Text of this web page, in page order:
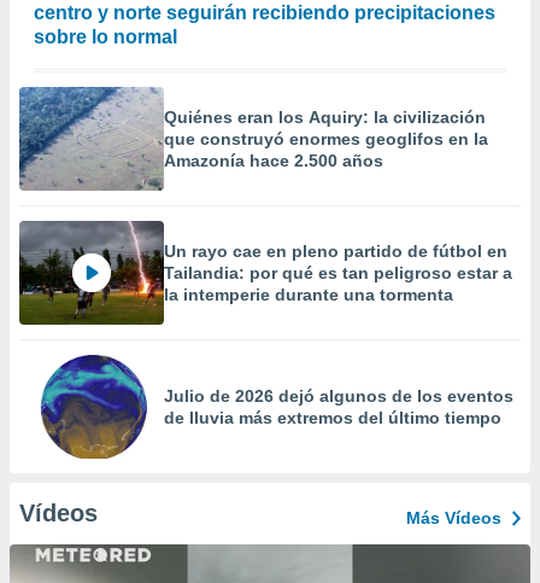
centro y norte seguirán recibiendo precipitaciones
sobre lo normal
Quiénes eran los Aquiry: la civilización
que construyó enormes geoglifos en la
Amazonía hace 2.500 años
Un rayo cae en pleno partido de fútbol en
Tailandia: por qué es tan peligroso estar a
la intemperie durante una tormenta
Julio de 2026 dejó algunos de los eventos
de lluvia más extremos del último tiempo
Vídeos Más Vídeos